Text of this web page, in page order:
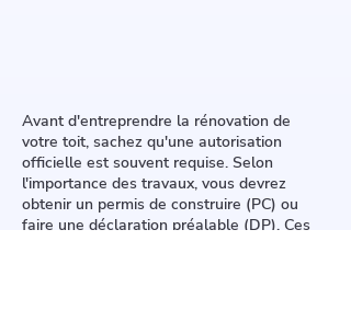
Avant d'entreprendre la rénovation de
votre toit, sachez qu'une autorisation
officielle est souvent requise. Selon
l'importance des travaux, vous devrez
obtenir un permis de construire (PC) ou
faire une déclaration préalable (DP). Ces